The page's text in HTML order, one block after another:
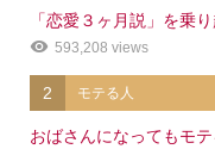
「恋愛３ヶ月説」を乗
593,208 views
2 モテる人
おばさんになってもモ